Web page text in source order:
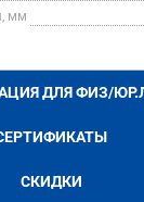
мм
ДЛЯ ФИЗ/
СКИДКИ